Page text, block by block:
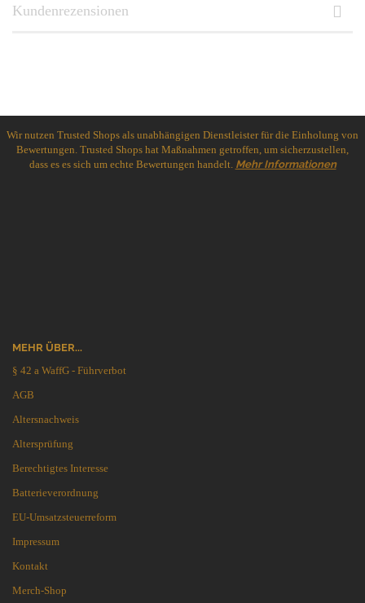
Kundenrezensionen
Wir nutzen Trusted Shops als unabhängigen Dienstleister für die Einholung von
Bewertungen. Trusted Shops hat Maßnahmen getroffen, um sicherzustellen,
dass es es sich um echte Bewertungen handelt. Mehr Informationen
MEHR ÜBER...
§ 42 a WaffG - Führverbot
AGB
Altersnachweis
Altersprüfung
Berechtigtes Interesse
Batterieverordnung
EU-Umsatzsteuerreform
Impressum
Kontakt
Merch-Shop